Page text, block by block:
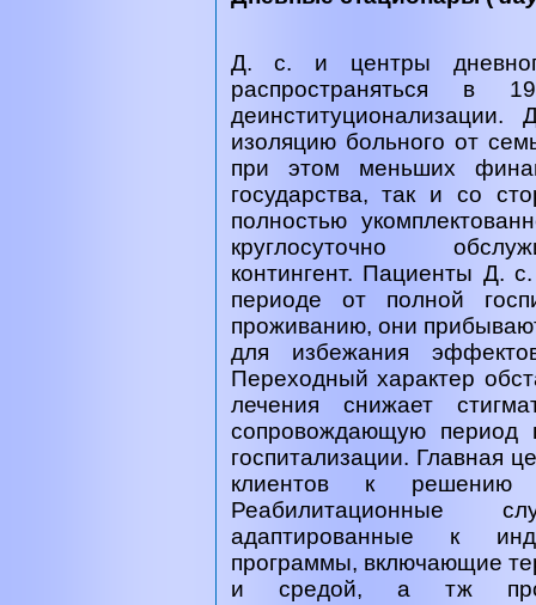
Д. с. и центры
распространяться в
изоляцию больного от
при этом меньших
государства, так и со
полностью
круглосуточно
контингент. Пациенты Д.
периоде от полной
проживанию, они
для избежания
Переходный характер
лечения снижает
сопровождающую период
госпитализации. Главная
клиентов к решению
Реабилитационные
адаптированные к
программы, включающие
и средой, а тж